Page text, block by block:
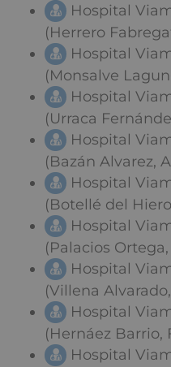
Hospital
(Herrero
Hospital
(Monsalve
Hospital
(Urraca
Hospital
(Bazán Alvarez,
Hospital
(Botellé del
Hospital
(Palacios
Hospital
(Villena
Hospital
(Hernáez Barrio,
Hospital